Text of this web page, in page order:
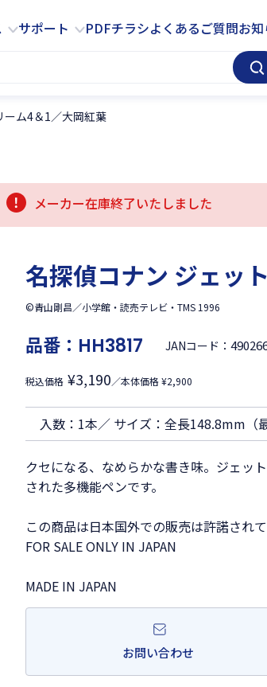
サポート PDFチラシよくあるご質問お
サービス サポート
ーム4＆1／大岡紅葉
メーカー在庫終了いたしました
名探偵コナン ジェッ
©青山剛昌／小学館・読売テレビ・TMS 1996
品番： HH3817 JANコード：
税込価格 ¥3,190／本体価格 ¥2,900
入数：1本／ サイズ：全長148.8mm（
クセになる、なめらかな書き味。ジェッ
された多機能ペンです。
この商品は日本国外での販売は許諾され
FOR SALE ONLY IN JAPAN
MADE IN JAPAN
お問い合わせ